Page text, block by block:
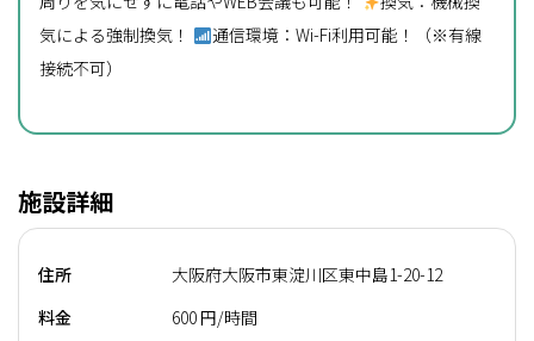
気による強制換気！
通信環境：Wi-Fi利用可能！（※有線
接続不可）
施設詳細
住所
大阪府大阪市東淀川区東中島1-20-12
料金
600 円/時間